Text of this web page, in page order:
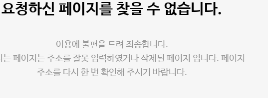
요청하신 페이지를 찾을 수 없습니다.
이용에 불편을 드려 죄송합니다.
는 페이지는 주소를 잘못 입력하였거나 삭제된 페이지 입니다. 페이지
주소를 다시 한 번 확인해 주시기 바랍니다.